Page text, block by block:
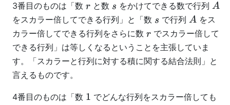
3番目のものは「数 rと数 s をかけてできる数で行列A
をスカラー倍してできる行列」と「数 s で行列A をス
カラー倍してできる行列をさらに数 rでスカラー倍して
できる行列」は等しくなるということを主張していま
す。「スカラーと行列に対する積に関する結合法則」と
言えるものです。
4番目のものは「数 1 でどんな行列をスカラー倍しても